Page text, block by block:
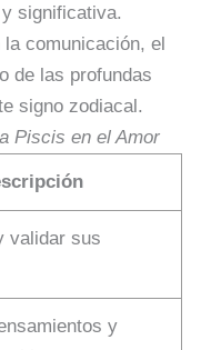
significativa.
comunicación, el
de las profundas
signo zodiacal.
Piscis en el Amor
validar sus
y